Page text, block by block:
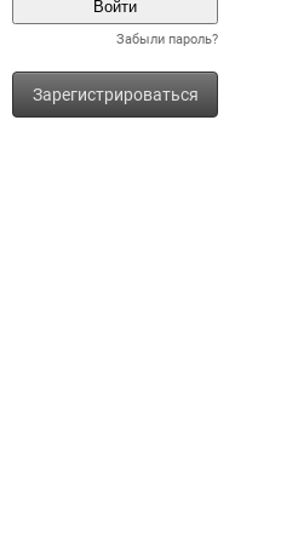
Забыли пароль?
Зарегистрироваться